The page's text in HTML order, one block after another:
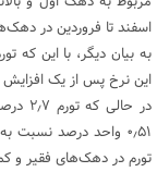
اسفند تا فروردین در
در
۰٫۵۱ واحد درصد
تورم در دهک‌های فقیر و